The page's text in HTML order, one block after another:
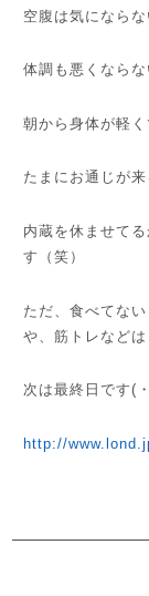
空腹は気にならな
体調も悪くならな
朝から身体が軽く
たまにお通じが来
内蔵を休ませて
す（笑）
ただ、食べてな
や、筋トレなどは
次は最終日です(
http://